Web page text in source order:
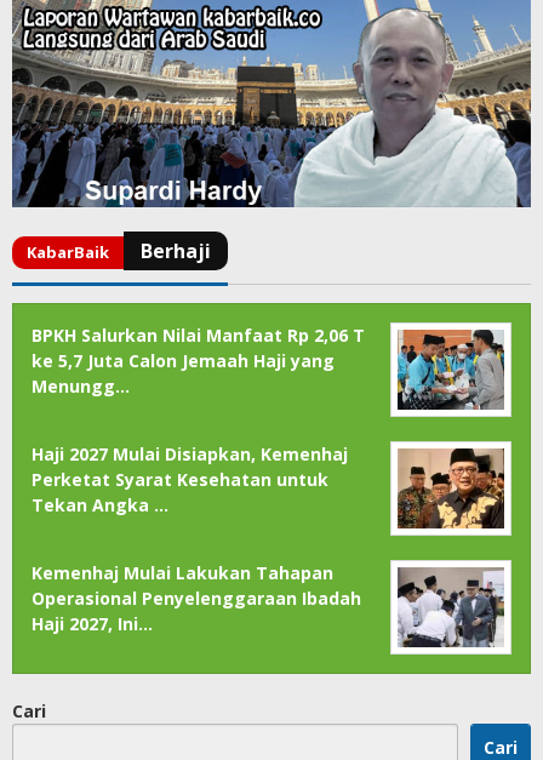
BPKH Salurkan Nilai Manfaat Rp 2,06 T
ke 5,7 Juta Calon Jemaah Haji yang
Menungg…
Haji 2027 Mulai Disiapkan, Kemenhaj
Perketat Syarat Kesehatan untuk
Tekan Angka …
Kemenhaj Mulai Lakukan Tahapan
Operasional Penyelenggaraan Ibadah
Haji 2027, Ini…
Cari
Cari